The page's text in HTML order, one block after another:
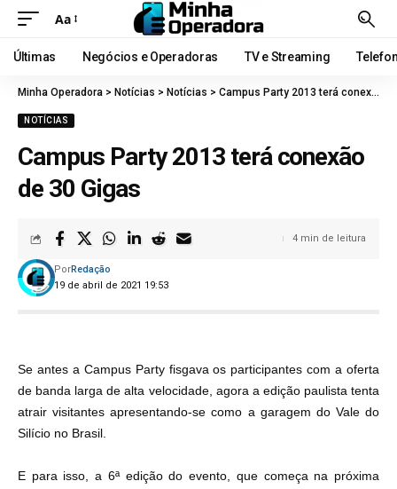
Aa
Últimas Negócios e Operadoras TV e Streaming
Minha Operadora > Notícias > Notícias > Campus Party 2013 terá conexão de 30 Gigas
NOTÍCIAS
Campus Party 2013 terá conexão
de 30 Gigas
19 de abril de 2021 19:53
PorRedação
4 min de leitura
Se antes a Campus Party fisgava os participantes com a oferta
de banda larga de alta velocidade, agora a edição paulista tenta
atrair visitantes apresentando-se como a garagem do Vale do
Silício no Brasil.
E para isso, a 6ª edição do evento, que começa na próxima